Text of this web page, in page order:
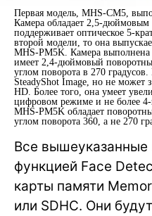
Первая модель, MHS-CM5,
Камера обладает 2,5-
поддерживает оптическое 5-
второй модели, то она
MHS-PM5K. Камера
имеет 2,4-дюймовый
углом поворота в 270
SteadyShot Image, но не может
HD. Более того, она умеет
цифровом режиме и не более
MHS-PM5K обладает
углом поворота 360, а не 270
Все
функцией Face
карты памяти
или SDHC. Они